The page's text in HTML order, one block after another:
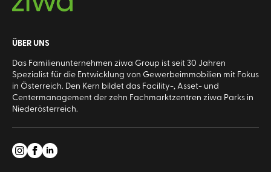
ÜBER UNS
Das Familienunternehmen ziwa Group ist seit 30 Jahren
Spezialist für die Entwicklung von Gewerbeimmobilien mit Fokus
in Österreich. Den Kern bildet das Facility-, Asset- und
Centermanagement der zehn Fachmarktzentren ziwa Parks in
Niederösterreich.